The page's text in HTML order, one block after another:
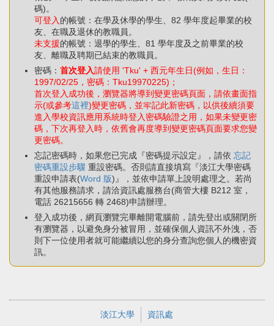
碼)。
可登入 的帳號：在學及休學的學生、82 學年度起畢業的校
友、在職及退休的教職員。
未支援的帳號：退學的學生、81 學年度及之前畢業的校
友、離職及聘期已結束的教職員。
密碼： 首次登入請使用 'Tku' + 西元年生日(例如，生日：
1997/02/25，密碼：Tku19970225)；
首次登入成功後，瀏覽器將導到變更密碼頁面，請依畫面指
示(或參考這裡)變更密碼，並牢記此新密碼，以供後續須要
進入學校資訊應用系統時登入密碼驗證之用，如果未變更密
碼，下次再登入時，依舊會再度導到變更密碼頁面要求您變
更密碼。
忘記密碼時，如果您已完成『密碼提示設定』，請依 忘記
密碼重設步驟 重設密碼。否則請直接填寫『淡江大學密碼
重設申請表(Word 版)』，並依申請單上說明處理之。若尚
有其他服務請求，請洽資訊處服務台(商管大樓 B212 室，
電話 26215656 轉 2468)申請辦理。
登入成功後，網頁瀏覽完畢離開電腦前，請先登出或關閉所
有瀏覽器，以避免身分被冒用，並確保個人資訊不外洩，否
則下一位使用者就可能繼續以您的身分查詢您個人的機密資
訊。
淡江大學 資訊處